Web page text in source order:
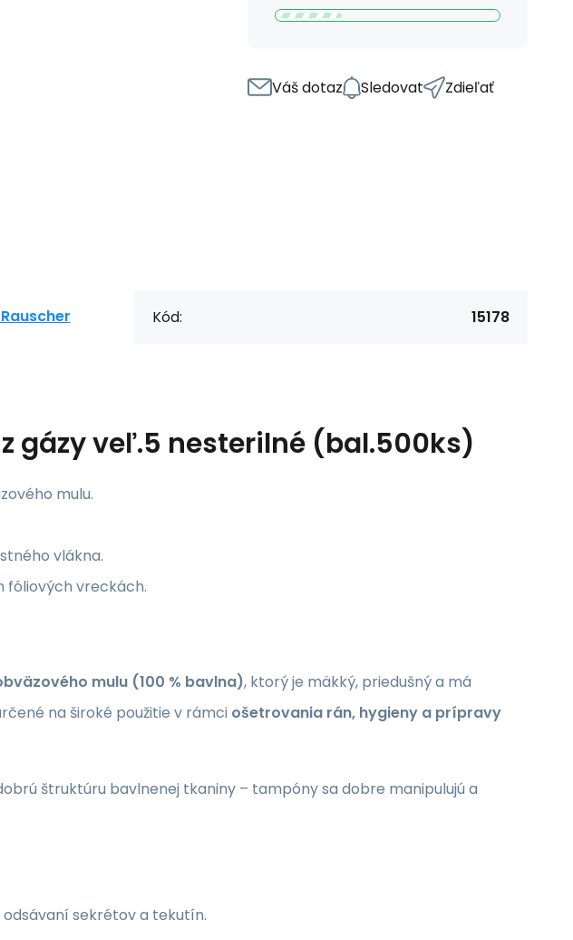
Váš dotaz Sledovat Zdieľať
Kód: 15178
gázy veľ.5 nesterilné (bal.500ks)
mulu.
vlákna.
fóliových vreckách.
mulu (100 % bavlna), ktorý je mäkký, priedušný a má
na široké použitie v rámci ošetrovania rán, hygieny a prípravy
štruktúru bavlnenej tkaniny – tampóny sa dobre manipulujú a
sekrétov a tekutín.